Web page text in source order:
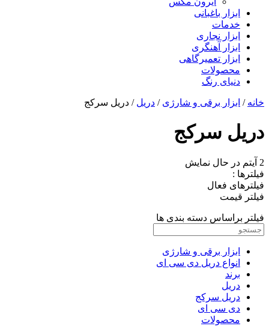
ابزار باغبانی
خدمات
ابزار نجاری
ابزار آهنگری
ابزار تعمیرگاهی
محصولات
دنیای رنگ
خانه / ابزار برقی و شارژی / دریل / دریل سرکج
دریل سرکج
2 آیتم
در حال نمایش
فیلترها :
فیلترهای فعال
فیلتر قیمت
فیلتر براساس دسته بندی ها
ابزار برقی و شارژی
انواع دریل دی سی ای
برند
دریل
دریل سرکج
دی سی ای
محصولات